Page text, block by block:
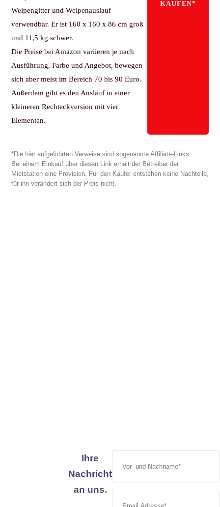
Welpengitter und Welpenauslauf
verwendbar. Er ist 160 x 160 x 86 cm groß
und 11,5 kg schwer.
Die Preise bei Amazon variieren je nach
Ausführung, Farbe und Angebot, bewegen
sich aber meist im Bereich 70 bis 90 Euro.
Außerdem gibt es den Auslauf in einer
kleineren Rechteckversion mit vier
Elementen.
KAUFEN*
*Die hier aufgeführten Verweise sind sogenannte Affiliate-Links.
Bei einem Einkauf über diesen Link erhält der Betreiber der
Mietstation eine Provision. Für den Käufer entstehen keine Nachteile,
für ihn verändert sich der Preis nicht.
Ihre
Nachricht
an uns.